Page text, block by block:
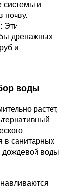
системы и
почву.
Эти
дренажных
и
воды
растет,
в санитарных
дождевой воды